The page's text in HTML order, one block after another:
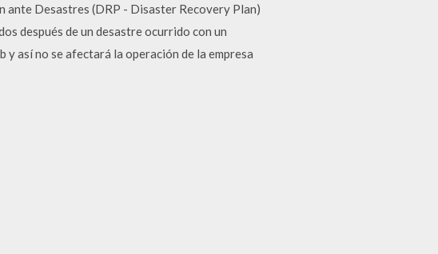
ante Desastres (DRP - Disaster Recovery Plan)
después de un desastre ocurrido con un
así no se afectará la operación de la empresa